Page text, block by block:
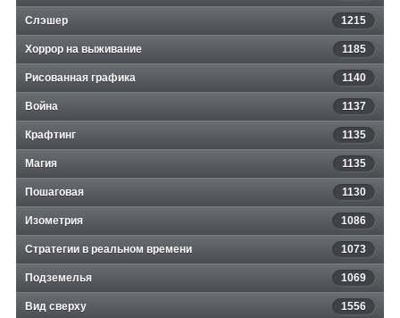
Слэшер 1215
Хоррор на выживание 1185
Рисованная графика 1140
Война 1137
Крафтинг 1135
Магия 1135
Пошаговая 1130
Изометрия 1086
Стратегии в реальном времени 1073
Подземелья 1069
Вид сверху 1556